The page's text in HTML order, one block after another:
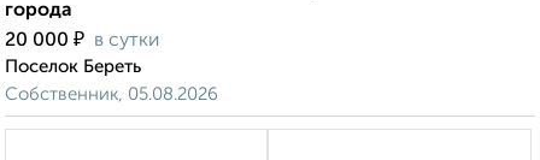
города
20 000 ₽ в сутки
Поселок Береть
Собственник, 05.08.2026